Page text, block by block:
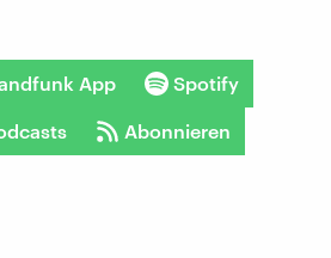
App Spotify
Abonnieren